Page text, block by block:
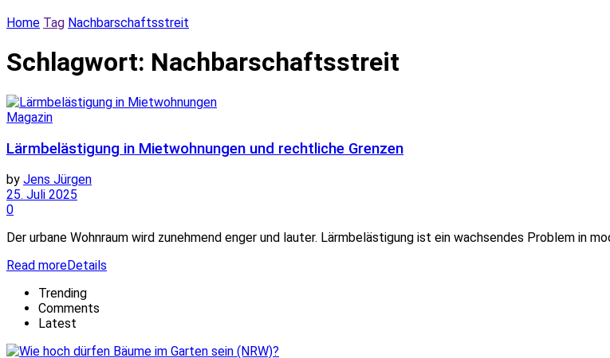
Home Tag Nachbarschaftsstreit
Schlagwort: Nachbarschaftsstreit
Magazin
Lärmbelästigung in Mietwohnungen und rechtliche Grenzen
by Jens Jürgen
25. Juli 2025
0
Der urbane Wohnraum wird zunehmend enger und lauter. Lärmbelästigung ist ein wachsendes Problem in
Read moreDetails
Trending
Comments
Latest